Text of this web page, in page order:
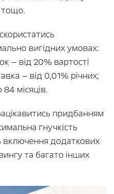
тощо.
вигідних умовах:
— від 20% вартості
— від 0,01% річних;
місяців.
придбанням
гнучкість
включення додаткових
та багато інших